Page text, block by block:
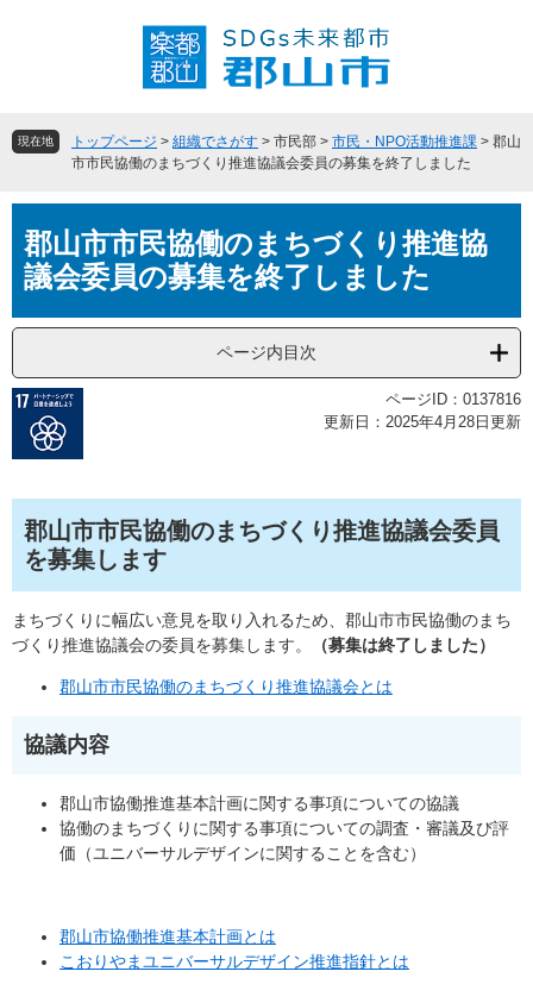
頭
飛現在地 トップページ > 組織でさがす > 市民部 > 市民・NPO活動推進課 > 郡山
市市民協働のまちづくり推進協議会委員の募集を終了しました
文郡山市市民協働のまちづくり推進協
議会委員の募集を終了しました
ページ内目次
ページID：0137816
更新日：2025年4月28日更新
郡山市市民協働のまちづくり推進協議会委員
を募集します
まちづくりに幅広い意見を取り入れるため、郡山市市民協働のまち
づくり推進協議会の委員を募集します。
（募集は終了しました）
郡山市市民協働のまちづくり推進協議会とは
協議内容
郡山市協働推進基本計画に関する事項についての協議
協働のまちづくりに関する事項についての調査・審議及び評
価（ユニバーサルデザインに関することを含む）
郡山市協働推進基本計画とは
こおりやまユニバーサルデザイン推進指針とは